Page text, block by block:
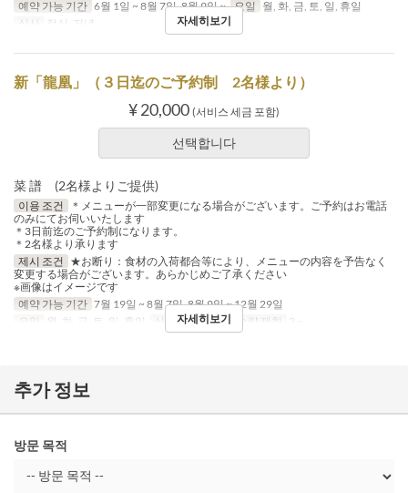
예약 가능 기간 6월 1일 ~ 8월 7일, 8월 9일 ~ 요일
월, 화, 금, 토, 일, 휴일
식사
점심, 저녁 자세히보기
新「龍凰」（３日迄のご予約制 2名様より）
¥ 20,000 (서비스 세금 포함)
선택합니다
菜 譜 (2名様よりご提供)
이용 조건
＊メニューが一部変更になる場合がございます。ご予約はお電話
のみにてお伺いいたします
＊3日前迄のご予約制になります。
＊2名様より承ります
제시 조건
★お断り：食材の入荷都合等により、メニューの内容を予告なく
変更する場合がございます。あらかじめご了承ください
※画像はイメージです
예약 가능 기간 7월 19일 ~ 8월 7일, 8월 9일 ~ 12월 29일
요일
월, 화, 금, 토, 일, 휴일 식사 저녁 주문 수량 제한 2 ~
자세히보기
추가 정보
방문 목적